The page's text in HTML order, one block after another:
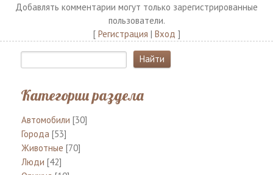
Добавлять комментарии могут только зарегистрированные
пользователи.
[ Регистрация | Вход ]
Категории раздела
Автомобили [30]
Города [53]
Животные [70]
Люди [42]